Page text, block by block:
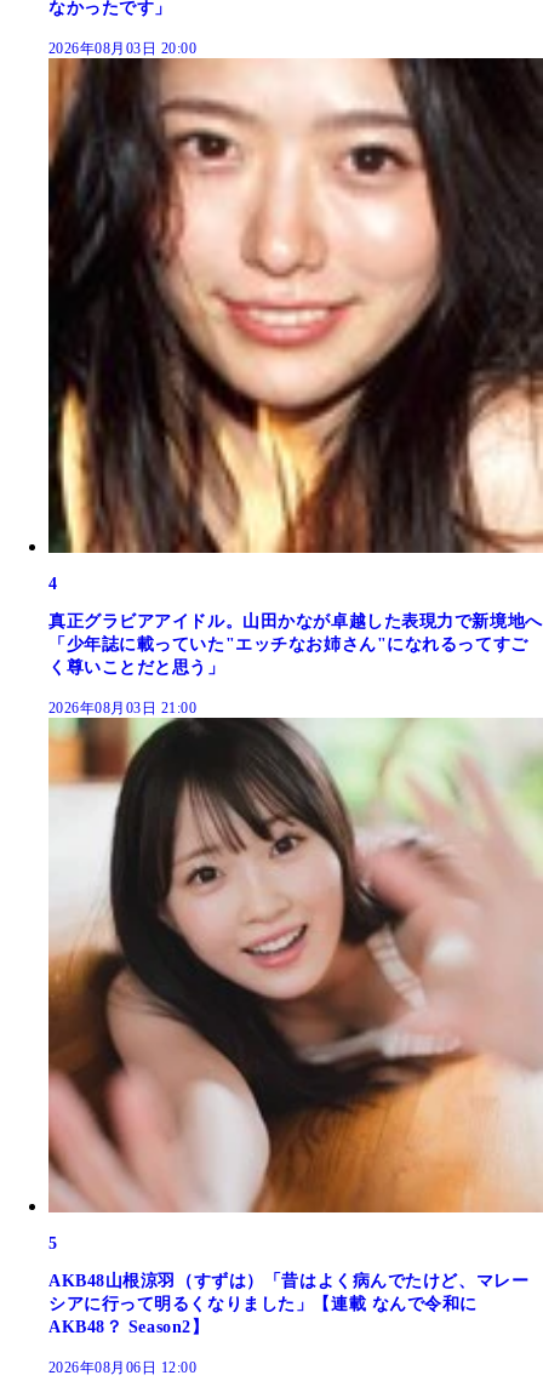
なかったです」
2026年08月03日 20:00
4
真正グラビアアイドル。山田かなが卓越した表現力で新境地へ
「少年誌に載っていた"エッチなお姉さん"になれるってすご
く尊いことだと思う」
2026年08月03日 21:00
5
AKB48山根涼羽（すずは）「昔はよく病んでたけど、マレー
シアに行って明るくなりました」【連載 なんで令和に
AKB48？ Season2】
2026年08月06日 12:00